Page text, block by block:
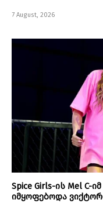
7 August, 2026
Spice Girls-ის Mel C-
იმყოფებოდა